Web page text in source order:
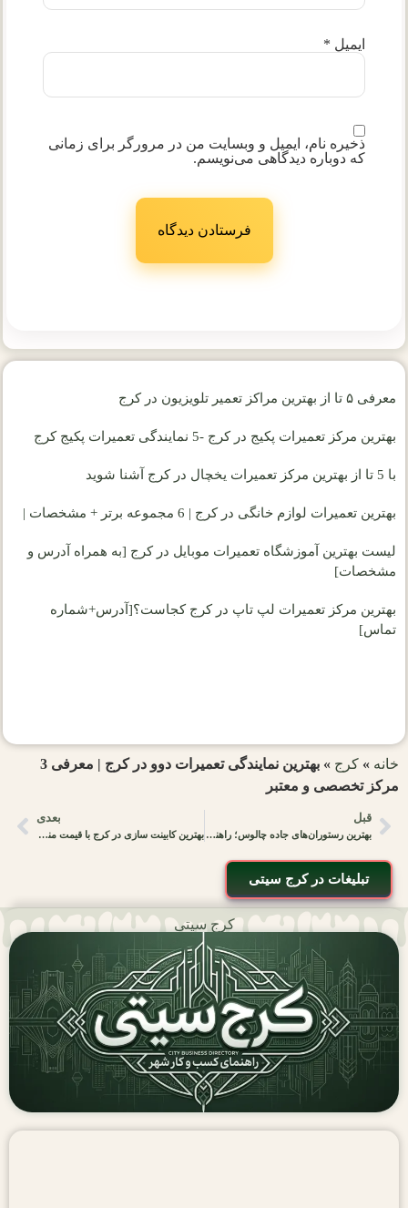
ایمیل *
ذخیره نام، ایمیل و وبسایت من در مرورگر برای زمانی
که دوباره دیدگاهی می‌نویسم.
معرفی ۵ تا از بهترین مراکز تعمیر تلویزیون در کرج
بهترین مرکز تعمیرات پکیج در کرج -5 نمایندگی تعمیرات پکیج کرج
با 5 تا از بهترین مرکز تعمیرات یخچال در کرج آشنا شوید
بهترین تعمیرات لوازم خانگی در کرج | 6 مجموعه برتر + مشخصات |
لیست بهترین آموزشگاه تعمیرات موبایل در کرج [به همراه آدرس و
مشخصات]
بهترین مرکز تعمیرات لپ تاپ در کرج کجاست؟[آدرس+شماره
تماس]
خانه » کرج »
بهترین نمایندگی تعمیرات دوو در کرج | معرفی 3
مرکز تخصصی و معتبر
قبل
بهترین رستوران‌های جاده چالوس؛ راهنمای کامل توقف خوشمزه در مسیر کرج تا شمال
بعدی
بهترین کابینت سازی در کرج با قیمت مناسب و کیفیت بالا
تبلیغات در کرج سیتی
کرج سیتی